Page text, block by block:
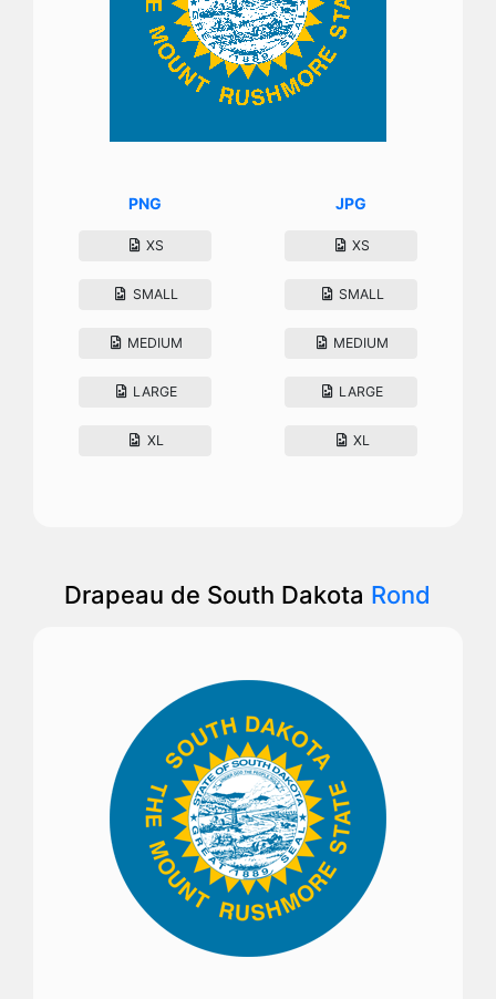
PNG
XS
SMALL
MEDIUM
LARGE
XL
JPG
XS
SMALL
MEDIUM
LARGE
XL
Drapeau de South Dakota Rond